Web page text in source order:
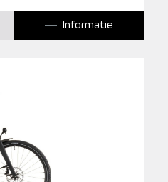
Informatie